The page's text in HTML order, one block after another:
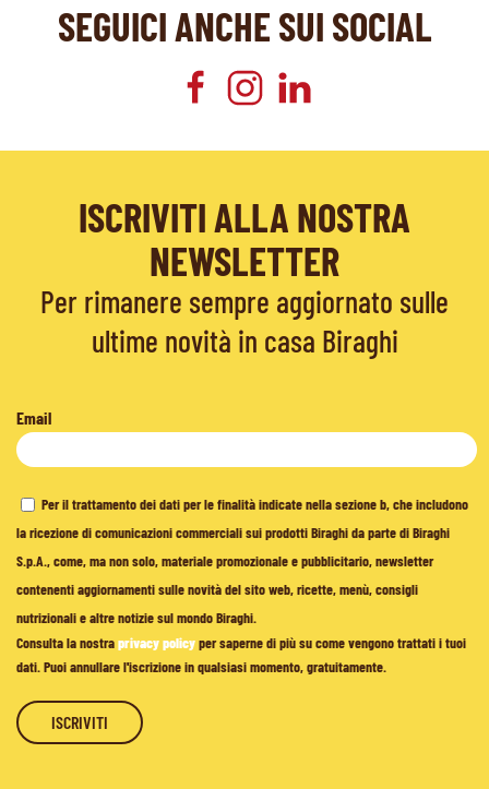
SEGUICI ANCHE SUI SOCIAL
ISCRIVITI ALLA NOSTRA
NEWSLETTER
Per rimanere sempre aggiornato sulle
ultime novità in casa Biraghi
Email
Per il trattamento dei dati per le finalità indicate nella sezione b, che includono
la ricezione di comunicazioni commerciali sui prodotti Biraghi da parte di Biraghi
S.p.A., come, ma non solo, materiale promozionale e pubblicitario, newsletter
contenenti aggiornamenti sulle novità del sito web, ricette, menù, consigli
nutrizionali e altre notizie sul mondo Biraghi.
Consulta la nostraprivacy policyper saperne di più su come vengono trattati i tuoi
dati. Puoi annullare l'iscrizione in qualsiasi momento, gratuitamente.